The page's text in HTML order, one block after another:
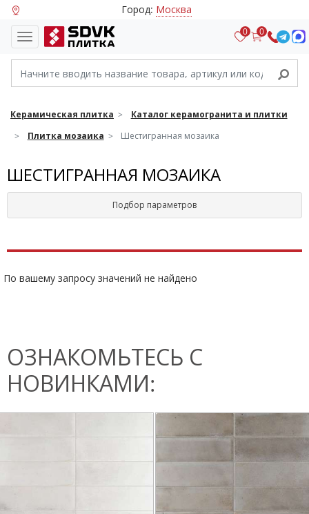
Город: Москва
0 0
Керамическая плитка
Каталог керамогранита и плитки
Плитка мозаика
Шестигранная мозаика
ШЕСТИГРАННАЯ МОЗАИКА
Подбор параметров
По вашему запросу значений не найдено
ОЗНАКОМЬТЕСЬ С
НОВИНКАМИ: